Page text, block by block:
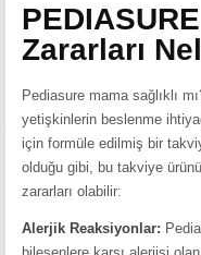
Zararları
Pediasure mama sağlıklı
yetişkinlerin beslenme
için formüle edilmiş bir
olduğu gibi, bu takviye
zararları olabilir:
Alerjik Reaksiyonlar: